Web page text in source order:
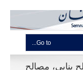
Go to...
بنایی، مصالح